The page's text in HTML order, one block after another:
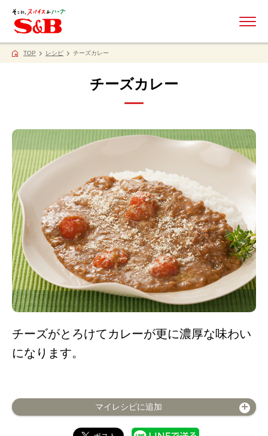
TOP レシピ チーズカレー
チーズカレー
チーズがとろけてカレーが更に濃厚な味わい
になります。
マイレシピに追加